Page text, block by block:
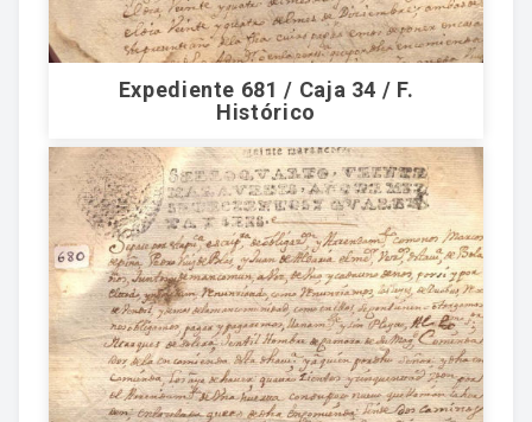
Expediente 681 / Caja 34 / F.
Histórico